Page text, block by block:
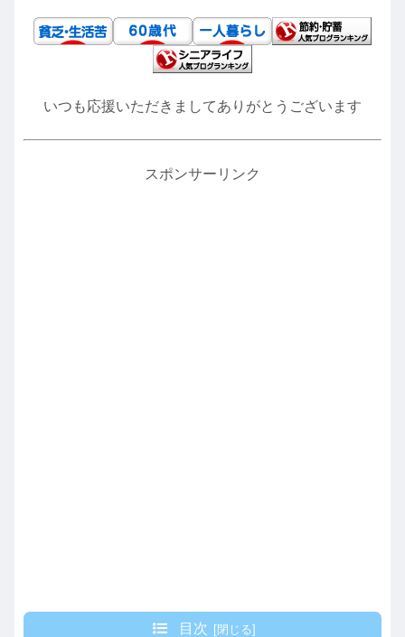
いつも応援いただきましてありがとうございます
スポンサーリンク
目次